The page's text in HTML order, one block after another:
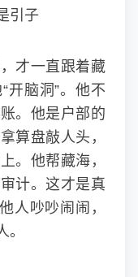
引子
才一直跟着藏
开脑洞”。他不
。他是户部的
算盘敲人头，
。他帮藏海，
计。这才是真
人吵吵闹闹，